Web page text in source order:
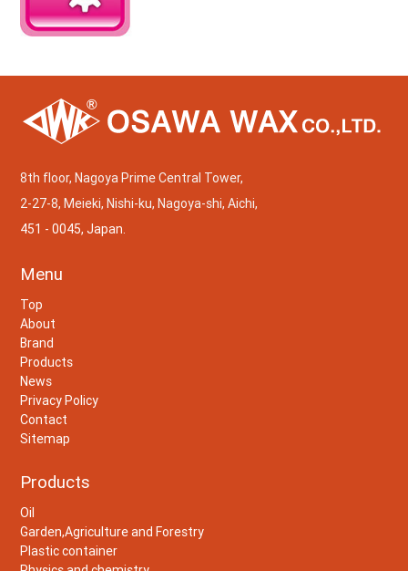
8th floor, Nagoya Prime Central Tower,
2-27-8, Meieki, Nishi-ku, Nagoya-shi, Aichi,
451 - 0045, Japan.
Menu
Top
About
Brand
Products
News
Privacy Policy
Contact
Sitemap
Products
Oil
Garden,Agriculture and Forestry
Plastic container